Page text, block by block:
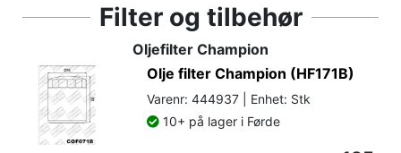
Filter og tilbehør
Oljefilter Champion
Olje filter Champion (HF171B)
Varenr: 444937 | Enhet: Stk
10+ på lager i Førde